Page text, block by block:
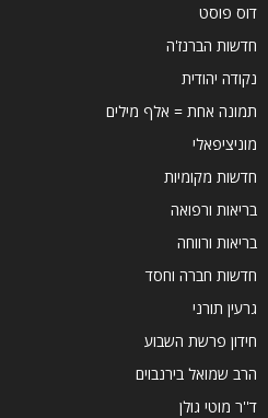
דוס פוסט
חדשות הברנז'ה
נקודה יהודית
תמונה אחת = אלף מילים
מוניציפאלי
חדשות מקומיות
בריאות ורפואה
בריאות ורווחה
חדשות חברה וחסד
גרעין תורני
חידון פרשת השבוע
הרב שמואל בירנבוים
ד''ר מוטי גולן